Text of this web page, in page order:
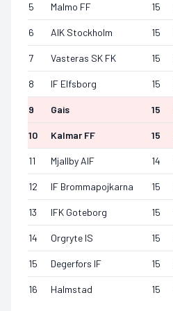
5 Malmo FF 15
6 AIK Stockholm 15
7 Vasteras SK FK 15
8 IF Elfsborg 15
9 Gais 15
10 Kalmar FF 15
11 Mjallby AIF 14
12 IF Brommapojkarna 15
13 IFK Goteborg 15
14 Orgryte IS 15
15 Degerfors IF 15
16 Halmstad 15